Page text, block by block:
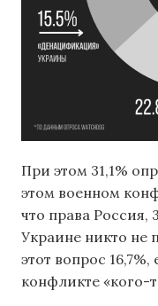
При этом 31,1%
этом военном
что права Россия,
Украине никто не
этот вопрос
конфликте «кого-